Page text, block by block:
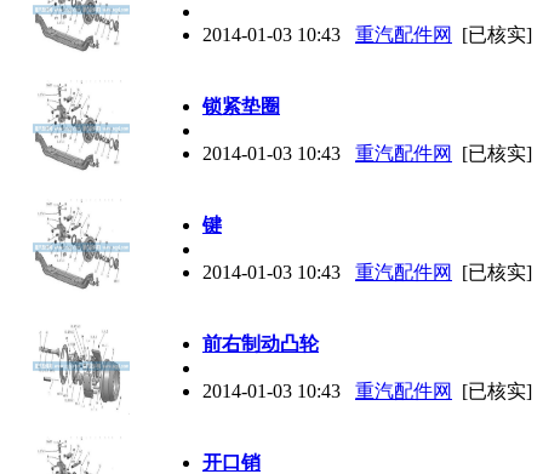
2014-01-03 10:43 重汽配件网 [已核实]
锁紧垫圈
2014-01-03 10:43 重汽配件网 [已核实]
键
2014-01-03 10:43 重汽配件网 [已核实]
前右制动凸轮
2014-01-03 10:43 重汽配件网 [已核实]
开口销